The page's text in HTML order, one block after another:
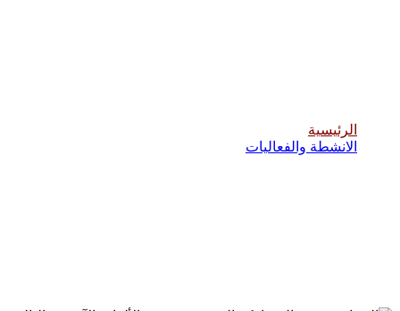
الرئيسية
الانشطة والفعاليات